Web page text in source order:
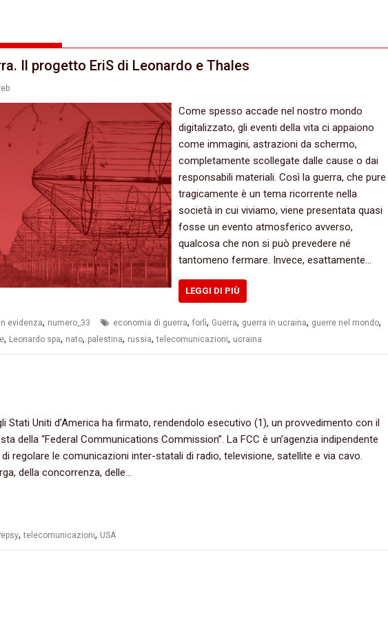
Il progetto EriS di Leonardo e Thales
Come spesso accade nel nostro mondo
digitalizzato, gli eventi della vita ci appaiono
come immagini, astrazioni da schermo,
completamente scollegate dalle cause o dai
responsabili materiali. Così la guerra, che pure
tragicamente è un tema ricorrente nella
società in cui viviamo, viene presentata quasi
fosse un evento atmosferico avverso,
qualcosa che non si può prevedere né
tantomeno fermare. Invece, esattamente…
LEGGI DI PIÙ
In evidenza, numero_33 economia di guerra, forlì, Guerra, guerra in ucraina, guerre nel mondo,
, Leonardo spa, nato, palestina, russia,telecomunicazioni, ucraina
Stati Uniti d’America ha firmato,‭ ‬rendendolo esecutivo‭ (‬1‭)‬,‭ ‬un‭ ‬provvedimento con‭ ‬il
della‭ “‬Federal Communications Commission‭”‬.‭ ‬La FCC è un’agenzia indipendente
regolare le comunicazioni inter-statali di radio,‭ ‬televisione,‭ ‬satellite e via cavo.‭
‬della concorrenza,‭ ‬delle…
,telecomunicazioni, USA